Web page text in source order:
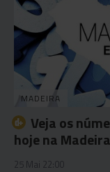
MADEIRA
Veja os
hoje na Madeira
25 Mai 22:00